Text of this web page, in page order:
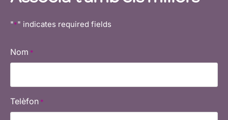
"*" indicates required fields
Nom *
Telèfon *